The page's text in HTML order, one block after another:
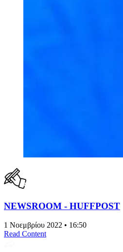
NEWSROOM - HUFFPOST
1 Νοεμβρίου 2022 • 16:50
Read Content